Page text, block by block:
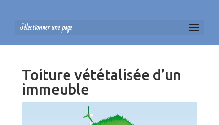
Sélectionner une page
Toiture vététalisée d’un
immeuble